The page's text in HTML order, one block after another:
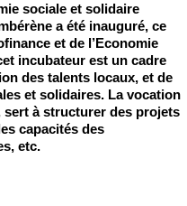
sociale et solidaire
a été inauguré, ce
et de l’Economie
incubateur est un cadre
des talents locaux, et de
et solidaires. La vocation
sert à structurer des projets
capacités des
etc.